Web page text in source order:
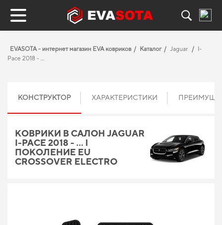
EVASOTA - интернет магазин EVA ковриков Каталог Jaguar
I-
Pace 2018 - …
КОНСТРУКТОР ХАРАКТЕРИСТИКИ
КОВРИКИ В САЛОН JAGUAR
I-PACE 2018 - … I
ПОКОЛЕНИЕ EU
CROSSOVER ЕLECTRO